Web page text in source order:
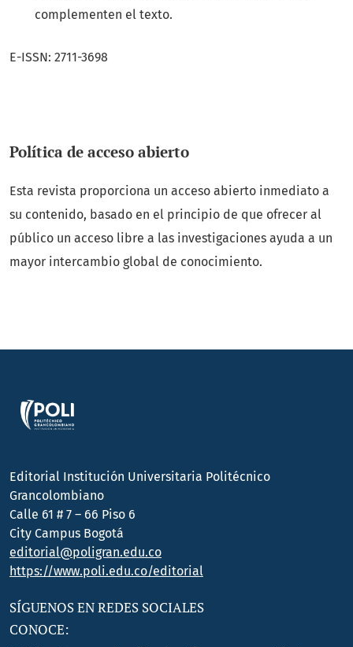
complementen el texto.
E-ISSN: 2711-3698
Polí­tica de acceso abierto
Esta revista proporciona un acceso abierto inmediato a
su contenido, basado en el principio de que ofrecer al
público un acceso libre a las investigaciones ayuda a un
mayor intercambio global de conocimiento.
Editorial Institución Universitaria Politécnico
Grancolombiano
Calle 61 # 7 – 66 Piso 6
City Campus Bogotá
editorial@poligran.edu.co
https://www.poli.edu.co/editorial
SÍGUENOS EN REDES SOCIALES
CONOCE: